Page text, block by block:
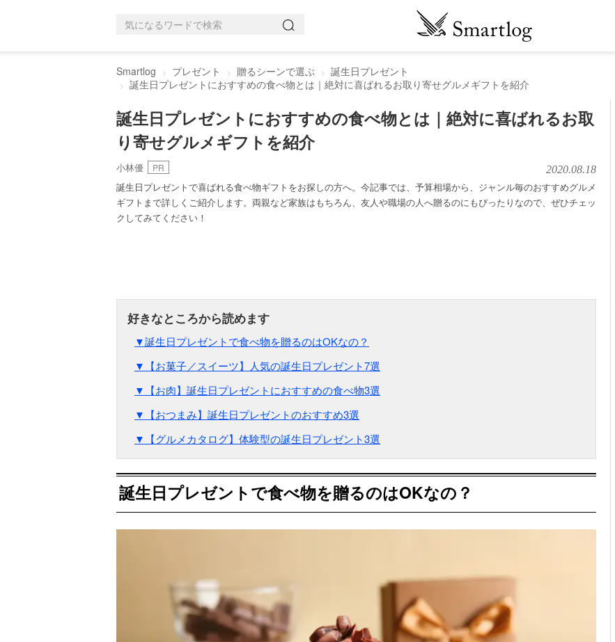
Smartlog プレゼント 贈るシーンで選ぶ
誕生日プレゼント
誕生日プレゼントにおすすめの食べ物とは｜絶対に喜ばれるお取り寄せグルメギフトを紹介
誕生日プレゼントにおすすめの食べ物とは｜絶対に喜ばれるお取
り寄せグルメギフトを紹介
小林優 PR 2020.08.18
誕生日プレゼントで喜ばれる食べ物ギフトをお探しの方へ。今記事では、予算相場から、ジャンル毎のおすすめグルメ
ギフトまで詳しくご紹介します。両親など家族はもちろん、友人や職場の人へ贈るのにもぴったりなので、ぜひチェッ
クしてみてください！
▼誕生日プレゼントで食べ物を贈るのはOKなの？
▼【お菓子／スイーツ】人気の誕生日プレゼント7選
▼【お肉】誕生日プレゼントにおすすめの食べ物3選
▼【おつまみ】誕生日プレゼントのおすすめ3選
▼【グルメカタログ】体験型の誕生日プレゼント3選
誕生日プレゼントで食べ物を贈るのはOKなの？